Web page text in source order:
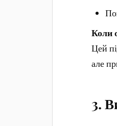
Коли
Цей
але
3.